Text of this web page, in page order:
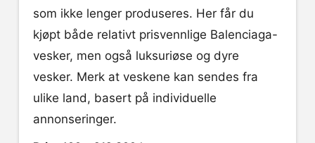
som ikke lenger produseres. Her får du
kjøpt både relativt prisvennlige Balenciaga-
vesker, men også luksuriøse og dyre
vesker. Merk at veskene kan sendes fra
ulike land, basert på individuelle
annonseringer.